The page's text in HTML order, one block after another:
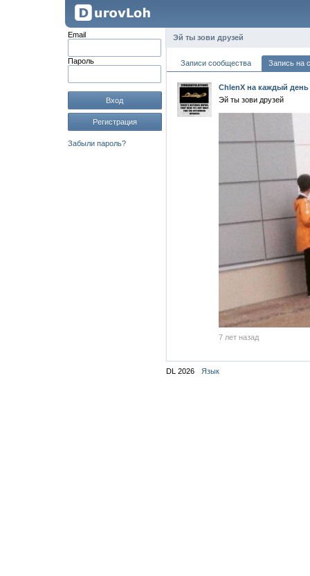
Email
Пароль
Вход
Регистрация
Забыли пароль?
Эй ты зови друзей
Записи сообщества Запись на
ChlenX на каждый день
Эй ты зови друзей
7 лет назад
DL 2026 Язык